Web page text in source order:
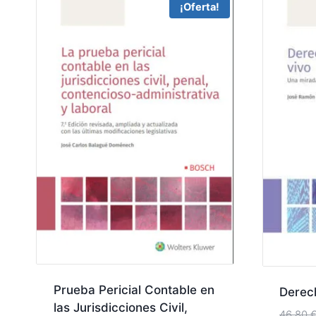
¡Oferta!
Prueba Pericial Contable en
las Jurisdicciones Civil,